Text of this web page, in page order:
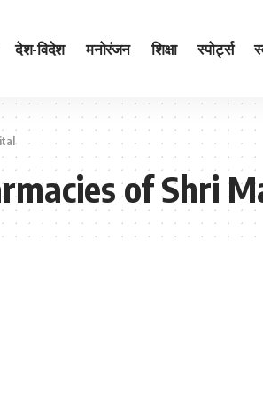
देश-विदेश मनोरंजन शिक्षा स्पोर्ट्स
of Shri